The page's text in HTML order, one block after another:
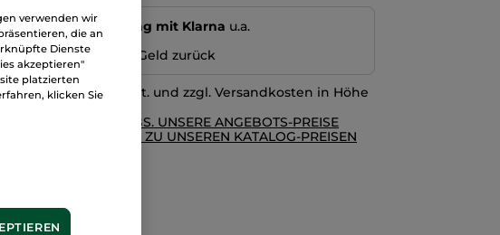
perRechnung mit Klarna u.a.
% zufrieden oder Geld zurück
inkl. MwSt. und zzgl. Versandkosten in Höhe
3,99 €
GELTEN UNSERE AGBS. UNSERE ANGEBOTS-PREISE
IM VERGLEICH ZU UNSEREN KATALOG-PREISEN
verwenden wir
die an
Dienste
akzeptieren"
platzierten
klicken Sie